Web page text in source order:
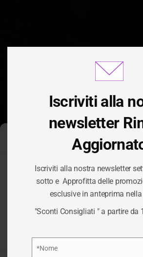
Gestisci Consenso
Per fornire le migliori esperienze,
cookie per memorizzare e/o accedere alle
dispositivo. Il consenso a queste
elaborare dati come il comportamento di
TAG:
HOME
Iscriviti alla
newsletter
Iscriviti alla nostra newsletter
sotto e Approfitta delle
esclusive in anteprima
"Sconti Consigliati " a partire
*Nome